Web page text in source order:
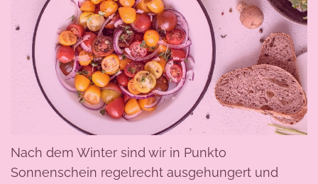
Nach dem Winter sind wir in Punkto
Sonnenschein regelrecht ausgehungert und